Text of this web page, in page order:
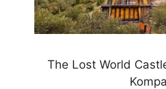
The Lost World